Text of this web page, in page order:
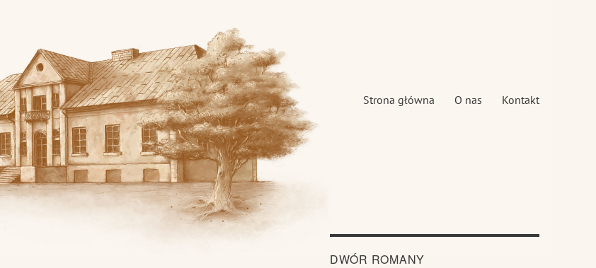
Strona główna O nas Kontakt
DWÓR ROMANY